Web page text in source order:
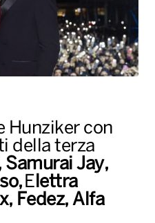
Hunziker con
della terza
Samurai Jay,
E lettra
Fedez, Alfa